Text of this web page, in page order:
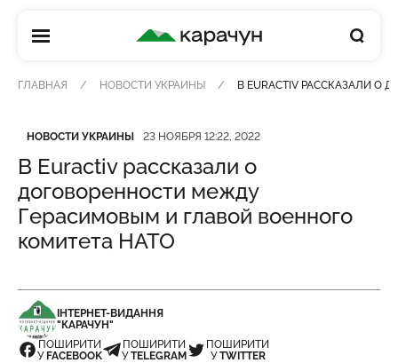
КАРАЧУН
ГЛАВНАЯ НОВОСТИ УКРАИНЫ В EURACTIV РАССКАЗАЛИ
Категория
НОВОСТИ УКРАИНЫ
Дата публикации 23 НОЯБРЯ 12:22, 2022
В Euractiv рассказали о
договоренности между
Герасимовым и главой военного
комитета НАТО
ІНТЕРНЕТ-ВИДАННЯ
"КАРАЧУН"
ПОШИРИТИ
У FACEBOOK
ПОШИРИТИ
УTELEGRAM
ПОШИРИТИ
УTWITTER